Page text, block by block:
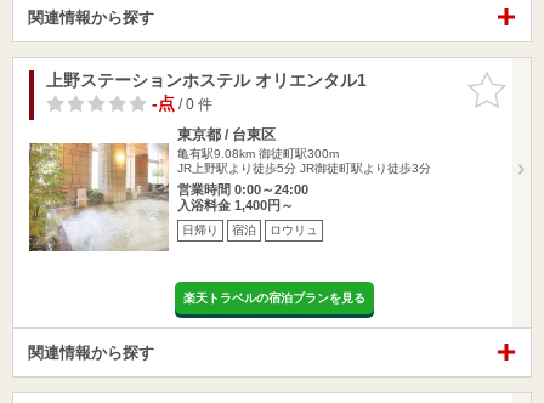
関連情報から探す
お気に入
りに追加
上野ステーションホステル オリエンタル1
-点/ 0 件
東京都 / 台東区
亀有駅9.08km 御徒町駅300m
JR上野駅より徒歩5分 JR御徒町駅より徒歩3分
営業時間 0:00～24:00
入浴料金 1,400円～
日帰り 宿泊 ロウリュ
楽天トラベルの宿泊プランを見る
関連情報から探す